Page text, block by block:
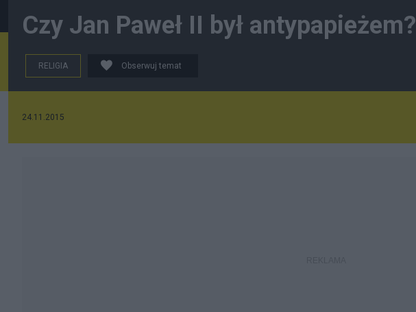
Czy Jan Paweł II był antypapieżem?
RELIGIA Obserwuj temat
24.11.2015